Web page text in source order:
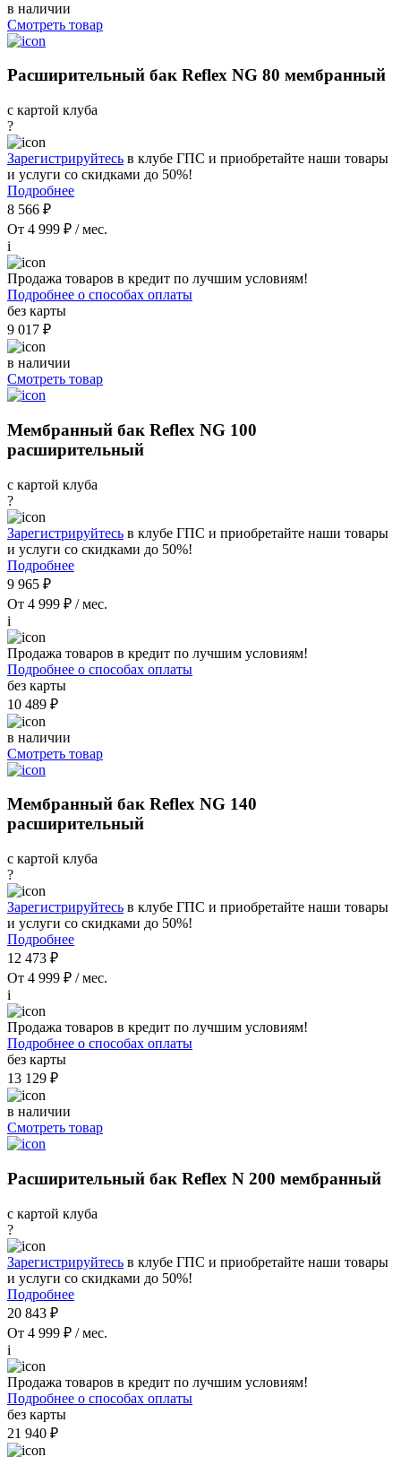
в наличии
Смотреть товар
Расширительный бак Reflex NG 80 мембранный
с картой клуба
?
Зарегистрируйтесь в клубе ГПС и приобретайте наши товары
и услуги со скидками до 50%!
Подробнее
8 566 ₽
От 4 999 ₽ / мес.
i
Продажа товаров в кредит по лучшим условиям!
Подробнее о способах оплаты
без карты
9 017 ₽
в наличии
Смотреть товар
Мембранный бак Reflex NG 100
расширительный
с картой клуба
?
Зарегистрируйтесь в клубе ГПС и приобретайте наши товары
и услуги со скидками до 50%!
Подробнее
9 965 ₽
От 4 999 ₽ / мес.
i
Продажа товаров в кредит по лучшим условиям!
Подробнее о способах оплаты
без карты
10 489 ₽
в наличии
Смотреть товар
Мембранный бак Reflex NG 140
расширительный
с картой клуба
?
Зарегистрируйтесь в клубе ГПС и приобретайте наши товары
и услуги со скидками до 50%!
Подробнее
12 473 ₽
От 4 999 ₽ / мес.
i
Продажа товаров в кредит по лучшим условиям!
Подробнее о способах оплаты
без карты
13 129 ₽
в наличии
Смотреть товар
Расширительный бак Reflex N 200 мембранный
с картой клуба
?
Зарегистрируйтесь в клубе ГПС и приобретайте наши товары
и услуги со скидками до 50%!
Подробнее
20 843 ₽
От 4 999 ₽ / мес.
i
Продажа товаров в кредит по лучшим условиям!
Подробнее о способах оплаты
без карты
21 940 ₽